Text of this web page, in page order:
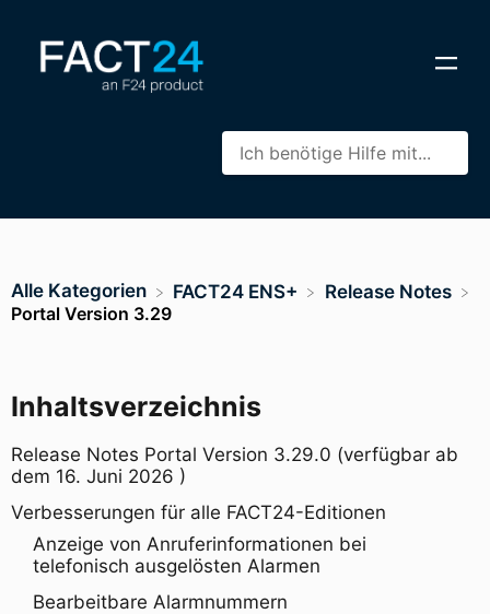
Inhaltsverzeichnis
Release Notes Portal Version 3.29.0 (verfügbar ab
dem 16. Juni 2026 )
Verbesserungen für alle FACT24-Editionen
Anzeige von Anruferinformationen bei
telefonisch ausgelösten Alarmen
Bearbeitbare Alarmnummern
Alle Kategorien ​FACT24 ENS+
​Release Notes
Portal Version 3.29